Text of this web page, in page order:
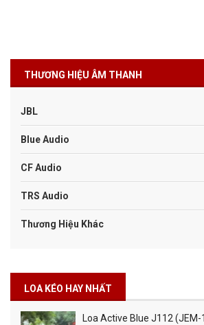
THƯƠNG HIỆU ÂM THANH
JBL
Blue Audio
CF Audio
TRS Audio
Thương Hiệu Khác
LOA KÉO HAY NHẤT
Loa Active Blue J112